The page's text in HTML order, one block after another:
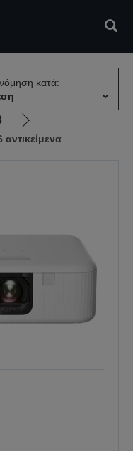
κατά:
Μετάβαση
στην